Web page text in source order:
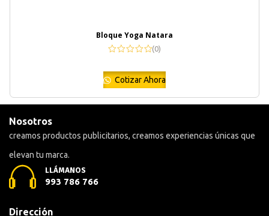
Bloque Yoga Natara
(0)
Cotizar Ahora
Nosotros
creamos productos publicitarios, creamos experiencias únicas que
elevan tu marca.
LLÁMANOS
993 786 766
Dirección